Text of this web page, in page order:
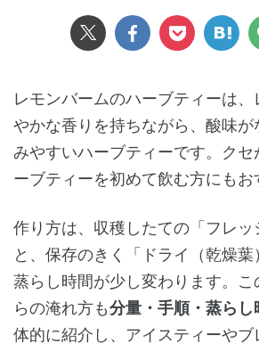
レモンバームのハーブティーは
やかな香りを持ちながら、酸味
みやすいハーブティーです。ク
ーブティーを初めて飲む方にもお
作り方は、収穫したての「フレッ
と、保存のきく「ドライ（乾燥
蒸らし時間が少し変わります。こ
らの淹れ方も分量・手順・蒸らし
体的に紹介し、アイスティーやブ